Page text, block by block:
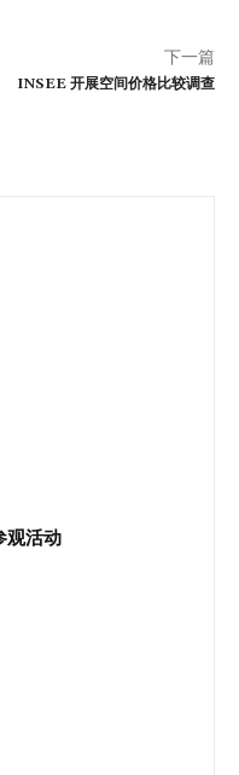
下一篇
INSEE 开展空间价格比较调查
活动